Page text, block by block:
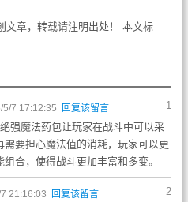
文章，转载请注明出处！ 本文标
1
5/7 17:12:35 回复该留言
强魔法药包让玩家在战斗中可以采
需要担心魔法值的消耗，玩家可以更
合，使得战斗更加丰富和多变。
2
21:16:03 回复该留言